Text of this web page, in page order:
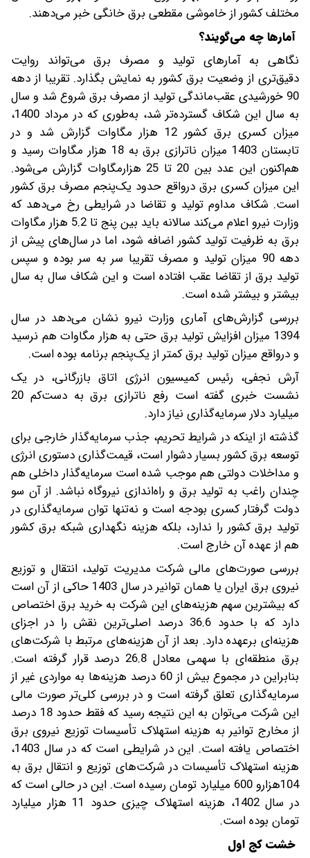
مختلف کشور از خاموشی مقطعی برق خانگی خبر می‌دهند.
آمارها چه می‌گویند؟
نگاهی به آمارهای تولید و مصرف برق می‌تواند روایت
دقیق‌تری از وضعیت برق کشور به نمایش بگذارد. تقریبا از دهه
90 خورشیدی عقب‌ماندگی تولید از مصرف برق شروع شد و سال
به سال این شکاف گسترده‌تر شد، به‌طوری ‌که در مرداد 1400،
میزان کسری برق کشور 12 هزار مگاوات گزارش شد و در
تابستان 1403 میزان ناترازی برق به 18 هزار مگاوات رسید و
هم‌اکنون این عدد بین 20 تا 25 هزارمگاوات گزارش می‌شود.
این میزان کسری برق در‌واقع حدود یک‌پنجم مصرف برق کشور
است. شکاف مداوم تولید و تقاضا در شرایطی رخ می‌دهد که
وزارت نیرو اعلام می‌کند سالانه باید بین پنج تا 5.2 هزار مگاوات
برق به ظرفیت تولید کشور اضافه شود، اما در سال‌های پیش از
دهه 90 میزان تولید و مصرف تقریبا سر به سر بوده و سپس
تولید برق از تقاضا عقب افتاده است و این شکاف سال به سال
بیشتر و بیشتر شده است.
بررسی گزارش‌های آماری وزارت نیرو نشان می‌دهد در سال
1394 میزان افزایش تولید برق حتی به هزار مگاوات هم نرسید
و در‌واقع میزان تولید برق کمتر از یک‌پنجم برنامه بوده است.
آرش نجفی، رئیس کمیسیون انرژی اتاق بازرگانی، در یک
نشست خبری گفته است رفع ناترازی برق به دست‌کم 20
میلیارد دلار سرمایه‌گذاری نیاز دارد.
گذشته از اینکه در شرایط تحریم، جذب سرمایه‌گذار خارجی برای
توسعه برق کشور بسیار دشوار است، قیمت‌گذاری دستوری انرژی
و مداخلات دولتی هم موجب شده است سرمایه‌گذار داخلی هم
چندان راغب به تولید برق و راه‌اندازی نیروگاه نباشد. از آن سو
دولت گرفتار کسری بودجه است و نه‌تنها توان سرمایه‌گذاری در
تولید برق کشور را ندارد، بلکه هزینه نگهداری شبکه برق کشور
هم از عهده آن خارج است.
بررسی صورت‌های مالی شرکت مدیریت تولید، انتقال و توزیع
نیروی برق ایران یا همان توانیر در سال 1403 حاکی از آن است
که بیشترین سهم هزینه‌های این شرکت به خرید برق اختصاص
دارد که با حدود 36.6 درصد اصلی‌ترین نقش را در اجزای
هزینه‌ای برعهده دارد. بعد از آن هزینه‌های مرتبط با شرکت‌های
برق منطقه‌‌ای با سهمی معادل 26.8 درصد قرار گرفته است.
بنابراین در مجموع بیش از 60 درصد هزینه‌ها به مواردی غیر از
سرمایه‌گذاری تعلق گرفته است و در بررسی کلی‌تر صورت مالی
این شرکت می‌توان به این نتیجه رسید که فقط حدود 18 درصد
از مخارج توانیر به هزینه استهلاک تأسیسات توزیع نیروی برق
اختصاص یافته است. این در شرایطی است که در سال 1403،
هزینه استهلاک تأسیسات در شرکت‌های توزیع و انتقال برق به
104هزارو 600 میلیارد تومان رسیده است. این‌ در حالی است که
در سال 1402، هزینه استهلاک چیزی حدود 11 هزار میلیارد
تومان بوده است.
خشت کج اول